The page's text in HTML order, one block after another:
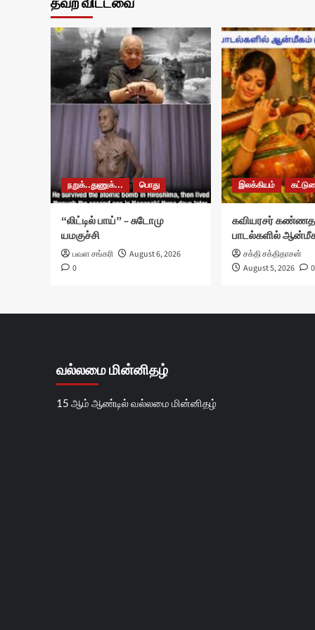
நறுக்..துணுக்... பொது
“லிட்டில் பாய்” – சுடோமு
யமகுச்சி
பவள சங்கரி
August 6, 2026
0
இலக்கியம்
கவியரசர்
பாடல்களில்
சக்தி சக்திதாசன்
August 5, 2026
0
வல்லமை மின்னிதழ்
15 ஆம் ஆண்டில் வல்லமை மின்னிதழ்